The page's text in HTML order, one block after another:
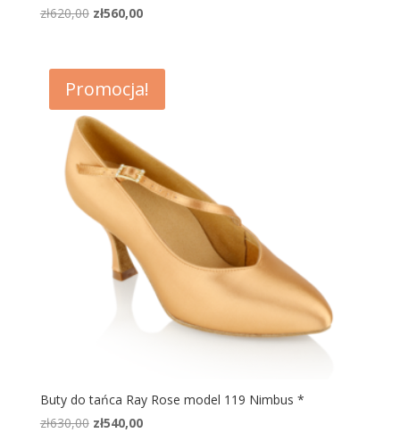
zł620,00 Pierwotna
zł620,00.
zł560,00Aktualna
zł560,00.
Promocja!
Buty do tańca Ray Rose model 119 Nimbus *
zł630,00 Pierwotna
zł540,00Aktualna